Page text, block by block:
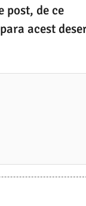
post, de ce
acest